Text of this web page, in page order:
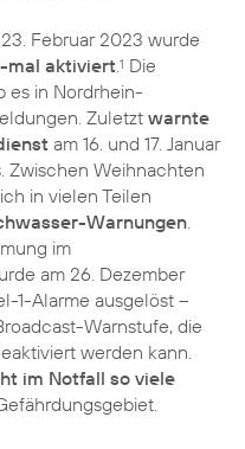
Februar 2023 wurde
mal aktiviert 1 Die
es in Nordrhein-
Zuletzt warnte
am 16. und 17. Januar
Zwischen Weihnachten
in vielen Teilen
Warnungen
im
am 26. Dezember
1-Alarme ausgelöst –
Warnstufe, die
werden kann.
im Notfall so viele